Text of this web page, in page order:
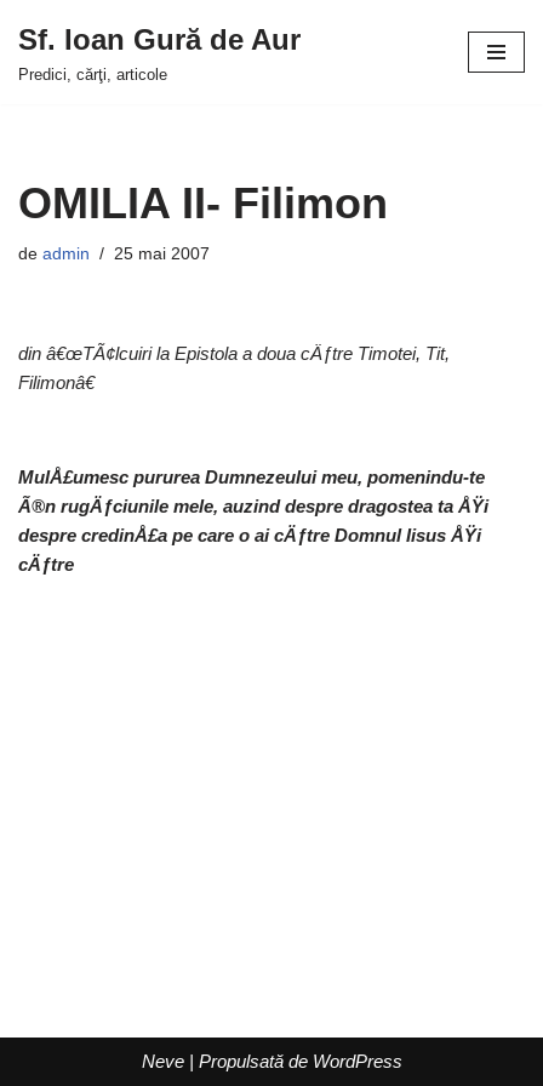
Sari
Sf. Ioan Gură de Aur
Predici, cărţi, articole
OMILIA II- Filimon
de admin 25 mai 2007
din â€œTÃ¢lcuiri la Epistola a doua cÄƒtre Timotei, Tit,
Filimonâ€
MulÅ£umesc pururea Dumnezeului meu, pomenindu-te
Ã®n rugÄƒciunile mele, auzind despre dragostea ta ÅŸi
despre credinÅ£a pe care o ai cÄƒtre Domnul Iisus ÅŸi
cÄƒtre
Neve| Propulsată de WordPress